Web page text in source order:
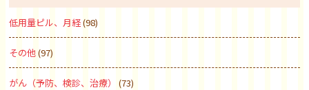
低用量ピル、月経(98)
その他(97)
がん（予防、検診、治療） (73)